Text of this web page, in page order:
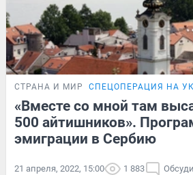
СТРАНА И МИР СПЕЦОПЕРАЦИЯ НА
«Вместе со мной там
500 айтишников».
эмиграции в Сербию
21 апреля, 2022, 15:00 1 883